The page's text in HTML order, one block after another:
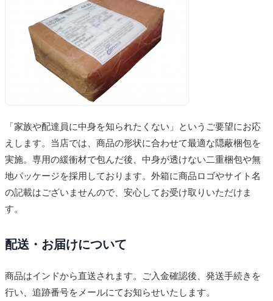
「家族や配達員に中身を知られたくない」というご要望にお応
えします。当店では、商品の形状に合わせて最適な隠蔽梱包を
実施。専用の緩衝材で包んだ後、中身が透けない二重梱包や無
地パッケージを採用しております。外箱に商品ロゴやサイト名
の記載はございませんので、安心してお受け取りいただけま
す。
配送・お届けについて
商品はインドから直送されます。ご入金確認後、発送手続きを
行い、追跡番号をメールにてお知らせいたします。